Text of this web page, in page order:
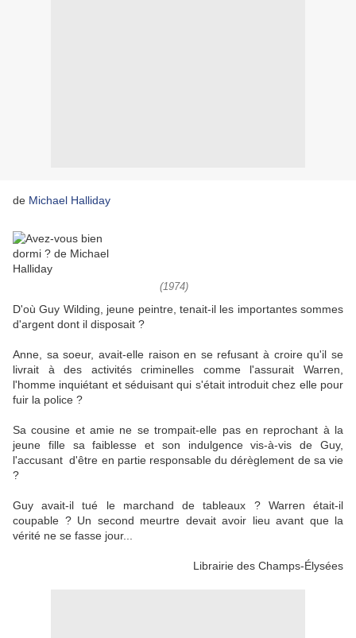
de Michael Halliday
(1974)
D'où Guy Wilding, jeune peintre, tenait-il les importantes sommes
d'argent dont il disposait ?
Anne, sa soeur, avait-elle raison en se refusant à croire qu'il se
livrait à des activités criminelles comme l'assurait Warren,
l'homme inquiétant et séduisant qui s'était introduit chez elle pour
fuir la police ?
Sa cousine et amie ne se trompait-elle pas en reprochant à la
jeune fille sa faiblesse et son indulgence vis-à-vis de Guy,
l'accusant d'être en partie responsable du dérèglement de sa vie
?
Guy avait-il tué le marchand de tableaux ? Warren était-il
coupable ? Un second meurtre devait avoir lieu avant que la
vérité ne se fasse jour...
Librairie des Champs-Élysées